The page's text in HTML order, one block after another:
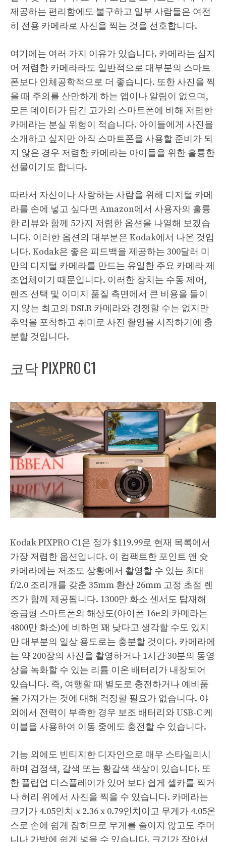
제공하는 편리함에도 불구하고 일부 사람들은 여전
히 ​​전용 카메라로 사진을 찍는 것을 선호합니다.
여기에는 여러 가지 이유가 있습니다. 카메라는 심지
어 저렴한 카메라라도 일반적으로 대부분의 스마트
폰보다 인체공학적으로 더 좋습니다. 또한 사진을 찍
을 때 주의를 산만하게 하는 앱이나 알림이 없으며,
모든 데이터가 담긴 고가의 스마트폰에 비해 저렴한
카메라는 분실 위험이 적습니다. 아이들에게 사진을
소개하고 싶지만 아직 스마트폰을 사용할 준비가 되
지 않은 경우 저렴한 카메라는 아이들을 위한 훌륭한
선물이기도 합니다.
따라서 자신이나 사랑하는 사람을 위해 디지털 카메
라를 손에 넣고 싶다면 Amazon에서 사용자의 훌륭
한 리뷰와 함께 5가지 저렴한 옵션을 나열해 보겠습
니다. 이러한 옵션의 대부분은 Kodak에서 나온 것입
니다. Kodak은 좋은 피드백을 제공하는 300달러 미
만의 디지털 카메라를 만드는 유일한 주요 카메라 제
조업체이기 때문입니다. 이러한 장치는 수동 제어,
렌즈 선택 및 이미지 품질 측면에서 큰 비용을 들이
지 않는 최고의 DSLR 카메라와 경쟁할 수는 없지만
추억을 포착하고 취미로 사진 촬영을 시작하기에 충
분할 것입니다.
코닥 PIXPRO C1
Kodak PIXPRO C1은 정가 $119.99로 현재 목록에서
가장 저렴한 옵션입니다. 이 컴팩트한 포인트 앤 슛
카메라에는 저조도 상황에서 촬영할 수 있는 최대
f/2.0 조리개를 갖춘 35mm 환산 26mm 고정 초점 렌
즈가 함께 제공됩니다. 1300만 화소 센서도 탑재해
중급형 스마트폰의 해상도(아이폰 16e의 카메라는
4800만 화소)에 비하면 꽤 낮다고 생각할 수도 있지
만 대부분의 일상 용도로는 충분할 것이다. 카메라에
는 약 200장의 사진을 촬영하거나 1시간 30분의 동영
상을 녹화할 수 있는 리튬 이온 배터리가 내장되어
있습니다. 즉, 여행할 때 별도로 충전하거나 예비품
을 가져가는 것에 대해 걱정할 필요가 없습니다. 야
외에서 전력이 부족한 경우 보조 배터리와 USB-C 케
이블을 사용하여 이동 중에도 충전할 수 있습니다.
기능 외에도 빈티지한 디자인으로 매우 스타일리시
하며 검정색, 갈색 또는 황갈색 색상이 있습니다. 또
한 플립업 디스플레이가 있어 보다 쉽게 ​​셀카를 찍거
나 허리 위에서 사진을 찍을 수 있습니다. 카메라는
크기가 4.05인치 x 2.36 x 0.79인치이고 무게가 4.05온
스로 손에 쉽게 잡히므로 무게를 줄이지 않고도 주머
니나 가방에 쉽게 넣을 수 있습니다. 크기가 작아서